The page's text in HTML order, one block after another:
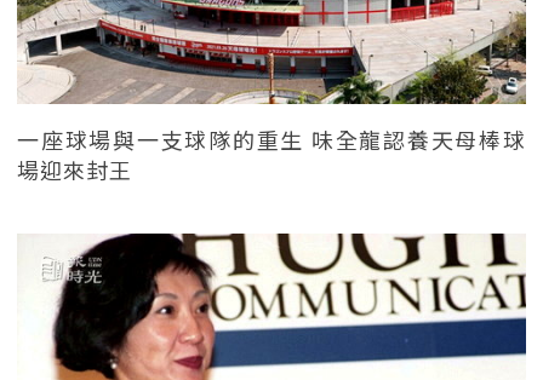
一座球場與一支球隊的重生 味全龍認養天母棒球
場迎來封王